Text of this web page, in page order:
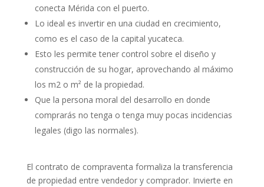
conecta Mérida con el puerto.
Lo ideal es invertir en una ciudad en crecimiento,
como es el caso de la capital yucateca.
Esto les permite tener control sobre el diseño y
construcción de su hogar, aprovechando al máximo
los m2 o m² de la propiedad.
Que la persona moral del desarrollo en donde
comprarás no tenga o tenga muy pocas incidencias
legales (digo las normales).
El contrato de compraventa formaliza la transferencia
de propiedad entre vendedor y comprador. Invierte en